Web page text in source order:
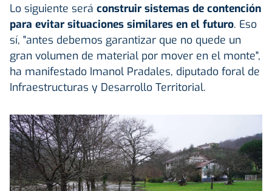
Lo siguiente será construir sistemas de contención
para evitar situaciones similares en el futuro. Eso
sí, "antes debemos garantizar que no quede un
gran volumen de material por mover en el monte",
ha manifestado Imanol Pradales, diputado foral de
Infraestructuras y Desarrollo Territorial.